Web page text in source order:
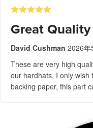
Great
David Cushman 2026年
These are very high
our hardhats, I only wish
backing paper, this part